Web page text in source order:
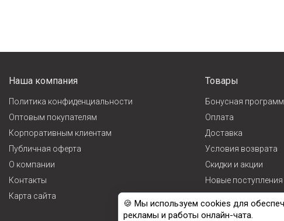
Наша компания
Политика конфиденциальности
Оптовым покупателям
Корпоративным клиентам
Публичная оферта
О компании
Контакты
Карта сайта
Товары
Бонусная
Оплата
Доставка
Условия возврата
Cкидки и акции
Новые поступления
Лидеры продаж
🍪 Мы используем cookies для
рекламы и работы онлайн-чата.